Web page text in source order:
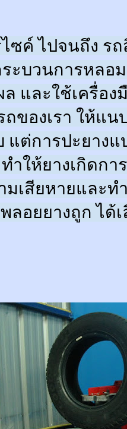
ซค์ ไปจนถึง ร
ะบวนการหลอ
และใช้เครื่อง
ถของเรา ให้แ
แต่การปะยาง
ำให้ยางเกิดกา
มเสียหายและท
ลอยยางถูก ได้